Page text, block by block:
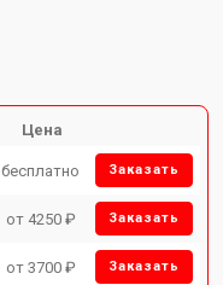
Цена
бесплатно Заказать
от 4250 ₽ Заказать
от 3700 ₽ Заказать